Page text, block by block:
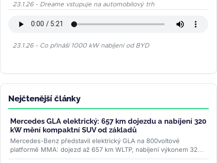
23.1.26 - Dreame vstupuje na automobilový trh
23.1.26 - Co přináší 1000 kW nabíjení od BYD
Nejčtenější články
Mercedes GLA elektrický: 657 km dojezdu a nabíjení 320
kW mění kompaktní SUV od základů
Mercedes-Benz představil elektrický GLA na 800voltové
platformě MMA: dojezd až 657 km WLTP, nabíjení výkonem 320
kW a plnění na 80 % za 22...>>